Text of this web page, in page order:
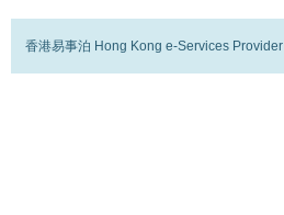
香港易事泊 Hong Kong e-Services Provider